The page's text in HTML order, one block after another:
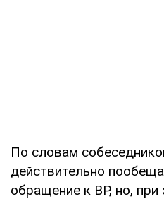
По словам
действительно
обращение к ВР, но, при